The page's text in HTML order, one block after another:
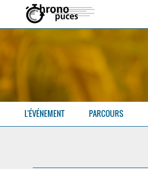
L'ÉVÉNEMENT PARCOURS